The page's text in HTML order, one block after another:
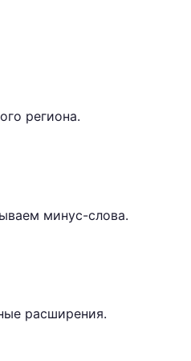
региона.
минус-слова.
расширения.